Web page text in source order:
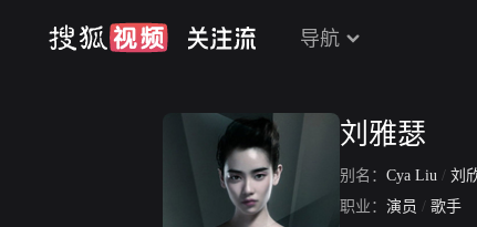
导航
刘雅瑟
别名： Cya Liu / 刘
职业： 演员 / 歌手